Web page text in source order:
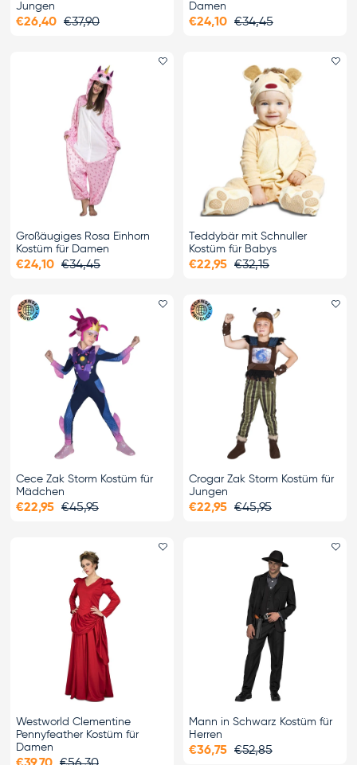
Jungen
€26,40 €37,90
Damen
€24,10 €34,45
Favorit hinzufügen
Großäugiges Rosa Einhorn
Kostüm für Damen
€24,10 €34,45
Teddybär mit Schnuller
Kostüm für Babys
€22,95 €32,15
Favorit hinzufügen
Cece Zak Storm Kostüm für
Mädchen
€22,95 €45,95
Crogar Zak Storm Kostüm für
Jungen
€22,95 €45,95
Favorit hinzufügen
Westworld Clementine
Pennyfeather Kostüm für
Damen
Mann in Schwarz Kostüm für
Herren
€36,75 €52,85